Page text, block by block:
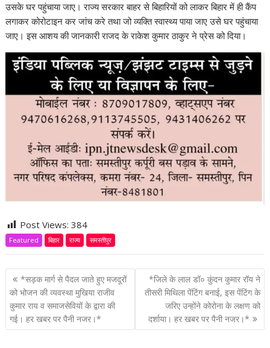
उसके घर पहुंचाया जाए। राज्य सरकार बाहर से बिहारियों को लाकर बिहार में ही कैंप
लगाकर कोरोटाइन कर जांच करे तथा जो व्यक्ति स्वास्थ्य पाया जाए उसे घर पहुंचाया
जाए। इस आशय की जानकारी राजद के राकेश कुमार ठाकुर ने प्रेस को दिया।
Post Views:384
Featured बिहार राज्य समस्तीपुर
P
o
s
t
*सड़क मार्ग से पैदल जाते हुए मजदूरों
को भोजन की व्यवस्था मुखिया राजीव
कुमार राय व समाजसेवियों के द्वारा की
गई। हर खबर पर पैनी नजर।*
*जिले के लाल डॉ० कुंदन कुमार रॉय ने
तीसरी मिथिला पेंटिंग बनाई, इस पेंटिंग के
जरिए उन्होंने कोरोना के लक्षण को
दर्शाया। हर खबर पर पैनी नजर।*